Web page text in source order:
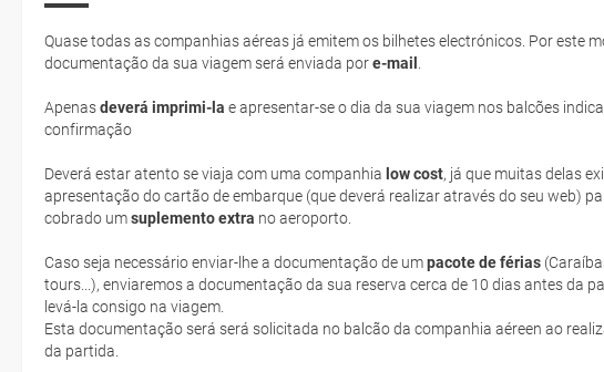
Quase todas as companhias aéreas já emitem os bilhetes electrónicos. Por este
documentação da sua viagem será enviada pore-mail
Apenasdeverá imprimi-la e apresentar-se o dia da sua viagem nos balcões
confirmação
Deverá estar atento se viaja com uma companhia low cost, já que muitas delas
apresentação do cartão de embarque (que deverá realizar através do seu web)
cobrado umsuplemento extra no aeroporto.
Caso seja necessário enviar-lhe a documentação de umpacote de férias
tours...), enviaremos a documentação da sua reserva cerca de 10 dias antes da
levá-la consigo na viagem.
Esta documentação será será solicitada no balcão da companhia aéreen ao realizar o check-in no dia
da partida.